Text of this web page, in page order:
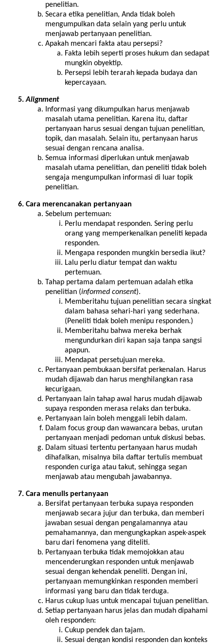
penelitian.
Secara etika penelitian, Anda tidak boleh
mengumpulkan data selain yang perlu untuk
menjawab pertanyaan penelitian.
Apakah mencari fakta atau persepsi?
Fakta lebih seperti proses hukum dan sedapat
mungkin obyektip.
Persepsi lebih terarah kepada budaya dan
kepercayaan.
Alignment
Informasi yang dikumpulkan harus menjawab
masalah utama penelitian. Karena itu, daftar
pertanyaan harus sesuai dengan tujuan penelitian,
topik, dan masalah. Selain itu, pertanyaan harus
sesuai dengan rencana analisa.
Semua informasi diperlukan untuk menjawab
masalah utama penelitian, dan peneliti tidak boleh
sengaja mengumpulkan informasi di luar topik
penelitian.
Cara merencanakan pertanyaan
Sebelum pertemuan:
Perlu mendapat responden. Sering perlu
orang yang memperkenalkan peneliti kepada
responden.
Mengapa responden mungkin bersedia ikut?
Lalu perlu diatur tempat dan waktu
pertemuan.
Tahap pertama dalam pertemuan adalah etika
penelitian (informed consent).
Memberitahu tujuan penelitian secara singkat
dalam bahasa sehari-hari yang sederhana.
(Peneliti tidak boleh menipu responden.)
Memberitahu bahwa mereka berhak
mengundurkan diri kapan saja tanpa sangsi
apapun.
Mendapat persetujuan mereka.
Pertanyaan pembukaan bersifat perkenalan. Harus
mudah dijawab dan harus menghilangkan rasa
kecurigaan.
Pertanyaan lain tahap awal harus mudah dijawab
supaya responden merasa relaks dan terbuka.
Pertanyaan lain boleh menggali lebih dalam.
Dalam focus group dan wawancara bebas, urutan
pertanyaan menjadi pedoman untuk diskusi bebas.
Dalam situasi tertentu pertanyaan harus mudah
dihafalkan, misalnya bila daftar tertulis membuat
responden curiga atau takut, sehingga segan
menjawab atau mengubah jawabannya.
Cara menulis pertanyaan
Bersifat pertanyaan terbuka supaya responden
menjawab secara jujur dan terbuka, dan memberi
jawaban sesuai dengan pengalamannya atau
pemahamannya, dan mengungkapkan aspek-aspek
baru dari fenomena yang diteliti.
Pertanyaan terbuka tidak memojokkan atau
mencenderungkan responden untuk menjawab
sesuai dengan kehendak peneliti. Dengan ini,
pertanyaan memungkinkan responden memberi
informasi yang baru dan tidak terduga.
Harus cukup luas untuk mencapai tujuan penelitian.
Setiap pertanyaan harus jelas dan mudah dipahami
oleh responden:
Cukup pendek dan tajam.
Sesuai dengan kondisi responden dan konteks